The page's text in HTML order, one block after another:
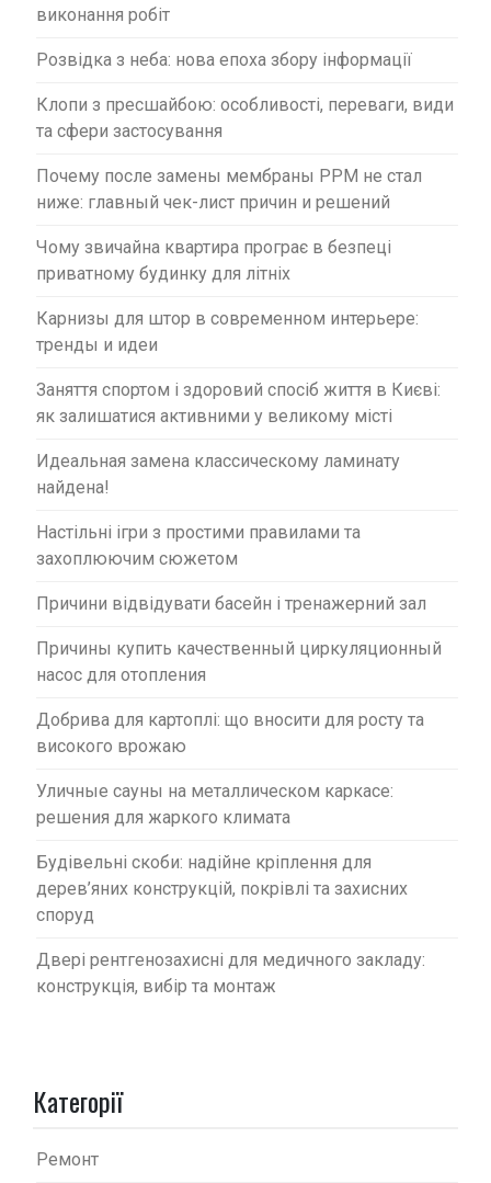
виконання робіт
Розвідка з неба: нова епоха збору інформації
Клопи з пресшайбою: особливості, переваги, види
та сфери застосування
Почему после замены мембраны PPM не стал
ниже: главный чек-лист причин и решений
Чому звичайна квартира програє в безпеці
приватному будинку для літніх
Карнизы для штор в современном интерьере:
тренды и идеи
Заняття спортом і здоровий спосіб життя в Києві:
як залишатися активними у великому місті
Идеальная замена классическому ламинату
найдена!
Настільні ігри з простими правилами та
захоплюючим сюжетом
Причини відвідувати басейн і тренажерний зал
Причины купить качественный циркуляционный
насос для отопления
Добрива для картоплі: що вносити для росту та
високого врожаю
Уличные сауны на металлическом каркасе:
решения для жаркого климата
Будівельні скоби: надійне кріплення для
дерев’яних конструкцій, покрівлі та захисних
споруд
Двері рентгенозахисні для медичного закладу:
конструкція, вибір та монтаж
Категорії
Ремонт